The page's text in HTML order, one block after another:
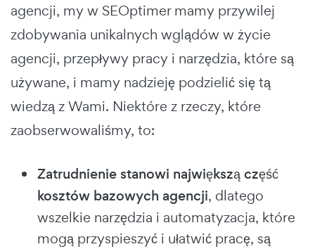
agencji, my w SEOptimer mamy przywilej
zdobywania unikalnych wglądów w życie
agencji, przepływy pracy i narzędzia, które są
używane, i mamy nadzieję podzielić się tą
wiedzą z Wami. Niektóre z rzeczy, które
zaobserwowaliśmy, to:
Zatrudnienie stanowi największą część
kosztów bazowych agencji, dlatego
wszelkie narzędzia i automatyzacja, które
mogą przyspieszyć i ułatwić pracę, są